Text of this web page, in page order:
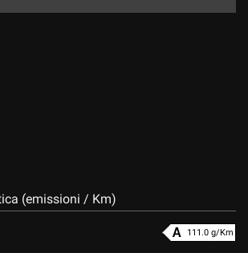
(emissioni / Km)
111.0 g/Km